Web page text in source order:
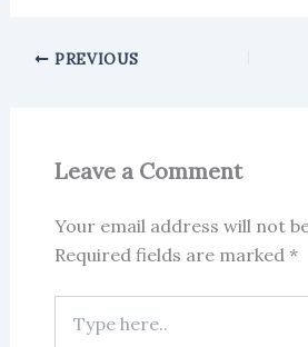
PREVIOUS
Leave a Comment
Your email address will not
Required fields are marked *
here..